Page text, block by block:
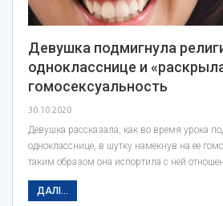
Девушка подмигнула
однокласснице и
гомосексуальность
30.10.2020
Девушка рассказала, как во время урока
однокласснице, в шутку намекнув на ее
таким образом она испортила с ней
ДАЛІ...